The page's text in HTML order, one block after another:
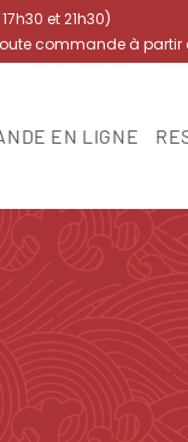
et 21h30)
commande à partir
EN LIGNE